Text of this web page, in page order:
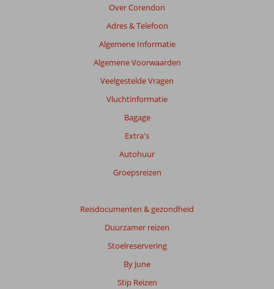
Over Corendon
Adres & Telefoon
Algemene Informatie
Algemene Voorwaarden
Veelgestelde Vragen
Vluchtinformatie
Bagage
Extra's
Autohuur
Groepsreizen
Reisdocumenten & gezondheid
Duurzamer reizen
Stoelreservering
By June
Stip Reizen